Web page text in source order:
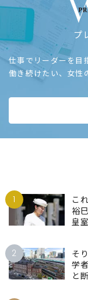
プ
仕事でリーダーを目
働き続けたい、女性
1
こ
裕
皇
2
そ
学
と